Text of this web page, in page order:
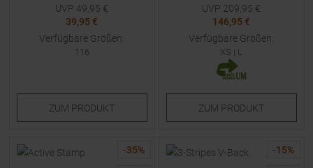
UVP 49,95 €
39,95 €
Verfügbare Größen:
116
ZUM PRODUKT
UVP 209,95 €
146,95 €
Verfügbare Größen:
XS | L
ZUM PRODUKT
-35% -15%